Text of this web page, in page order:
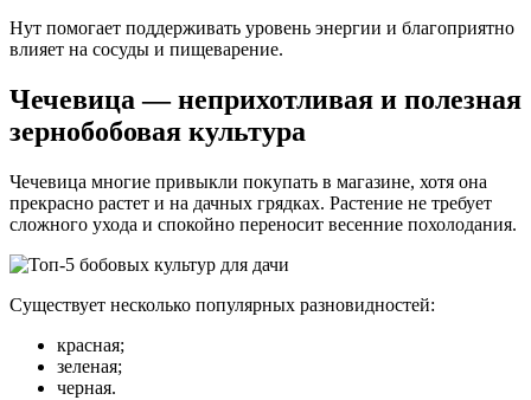
Нут помогает поддерживать уровень энергии и благоприятно
влияет на сосуды и пищеварение.
Чечевица — неприхотливая и полезная
зернобобовая культура
Чечевица многие привыкли покупать в магазине, хотя она
прекрасно растет и на дачных грядках. Растение не требует
сложного ухода и спокойно переносит весенние похолодания.
Существует несколько популярных разновидностей:
красная;
зеленая;
черная.